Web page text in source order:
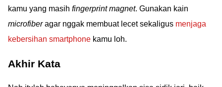
kamu yang masih fingerprint magnet. Gunakan kain
microfiberagar nggak membuat lecet sekaligus menjaga
kebersihan smartphone kamu loh.
Akhir Kata